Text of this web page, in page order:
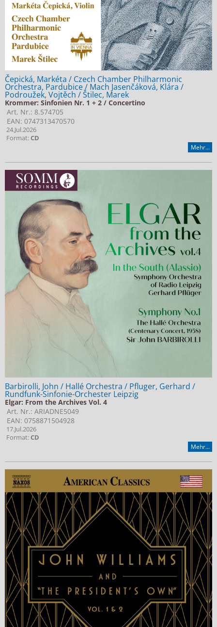
Čepická, Markéta / Czech Chamber Philharmonic
Orchestra, Pardubice / Mach Jasenčáková, Klára /
Podroužek, Vojtěch / Štilec, Marek
Krommer: Sinfonien Nr. 1 + 2 / Concertino
Art. Nr.: 8.574705
EAN: 0747313470570
24.Jul.2026
Format:CD
Mehr...
Barbirolli, John / Hallé Orchestra / Pfluger, Gerhard /
Rundfunk-Sinfonie-Orchester Leipzig
Elgar: From the Archives Vol. 4
Art. Nr.: ARIADNE5049
EAN: 0758871504928
17.Jul.2026
Format:CD
Mehr...